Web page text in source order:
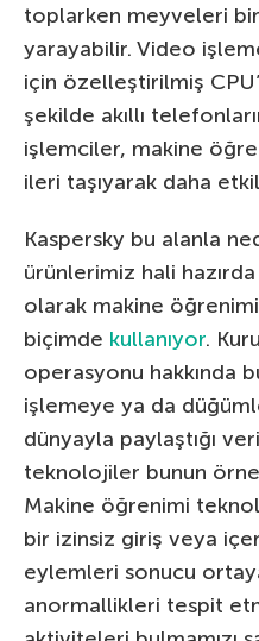
toplarken meyveleri
yarayabilir. Video
için özelleştirilmiş
şekilde akıllı
işlemciler, makine
ileri taşıyarak daha
Kaspersky bu alanla
ürünlerimiz hali
olarak makine
biçimde kullanıyor.
operasyonu hakkında
işlemeye ya da
dünyayla paylaştığı
teknolojiler bunun
Makine öğrenimi
bir izinsiz giriş veya
eylemleri sonucu
anormallikleri tespit